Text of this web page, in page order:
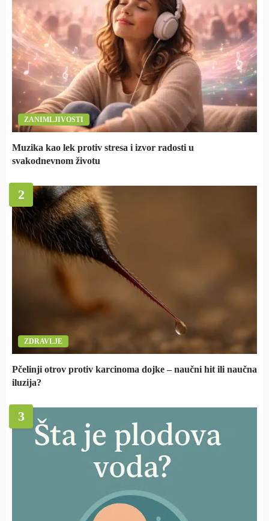
ZANIMLJIVOSTI
Muzika kao lek protiv stresa i izvor radosti u
svakodnevnom životu
2
ZDRAVLJE
Pčelinji otrov protiv karcinoma dojke – naučni hit ili naučna
iluzija?
3